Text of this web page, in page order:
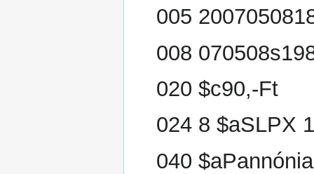
005
008
020 $c90,-Ft
024 8 $aSLPX
040